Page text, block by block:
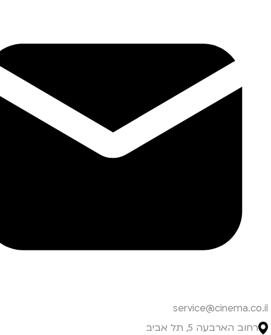
service@cinema.co.il
רחוב הארבעה 5, תל אביב